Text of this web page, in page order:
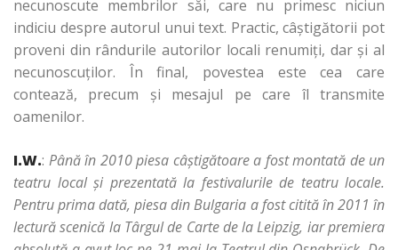
necunoscute membrilor săi, care nu primesc niciun
indiciu despre autorul unui text. Practic, câştigătorii pot
proveni din rândurile autorilor locali renumiţi, dar şi al
necunoscuţilor. În final, povestea este cea care
contează, precum şi mesajul pe care îl transmite
oamenilor.
I.W.: Până în 2010 piesa câştigătoare a fost montată de un
teatru local şi prezentată la festivalurile de teatru locale.
Pentru prima dată, piesa din Bulgaria a fost citită în 2011 în
lectură scenică la Târgul de Carte de la Leipzig, iar premiera